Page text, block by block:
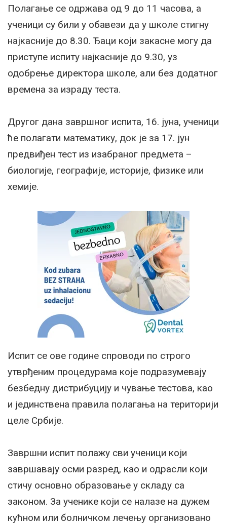
Полагање се одржава од 9 до 11 часова, а
ученици су били у обавези да у школе стигну
најкасније до 8.30. Ђаци који закасне могу да
приступе испиту најкасније до 9.30, уз
одобрење директора школе, али без додатног
времена за израду теста.
Другог дана завршног испита, 16. јуна, ученици
ће полагати математику, док је за 17. јун
предвиђен тест из изабраног предмета –
биологије, географије, историје, физике или
хемије.
Испит се ове године спроводи по строго
утврђеним процедурама које подразумевају
безбедну дистрибуцију и чување тестова, као
и јединствена правила полагања на територији
целе Србије.
Завршни испит полажу сви ученици који
завршавају осми разред, као и одрасли који
стичу основно образовање у складу са
законом. За ученике који се налазе на дужем
кућном или болничком лечењу организовано